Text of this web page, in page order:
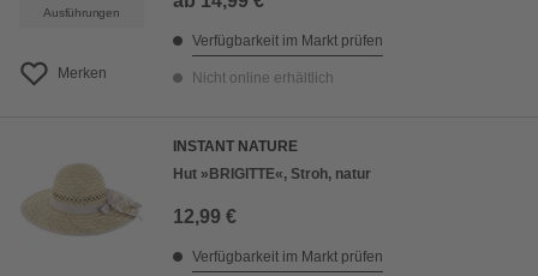
Ausführungen
Merken
Verfügbarkeit im Markt prüfen
Nicht online erhältlich
INSTANT NATURE
Hut »BRIGITTE«, Stroh, natur
12,99 €
Verfügbarkeit im Markt prüfen